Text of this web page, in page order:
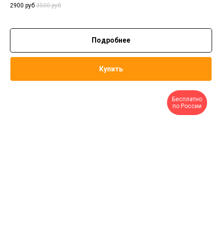
2900 руб 3500 руб
Подробнее
Купить
Бесплатно
по России